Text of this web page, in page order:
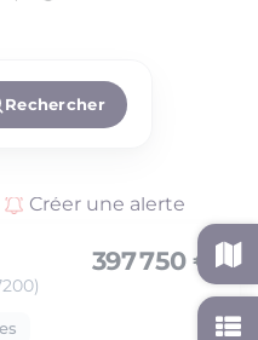
Rechercher
Créer une alerte
397 750 €